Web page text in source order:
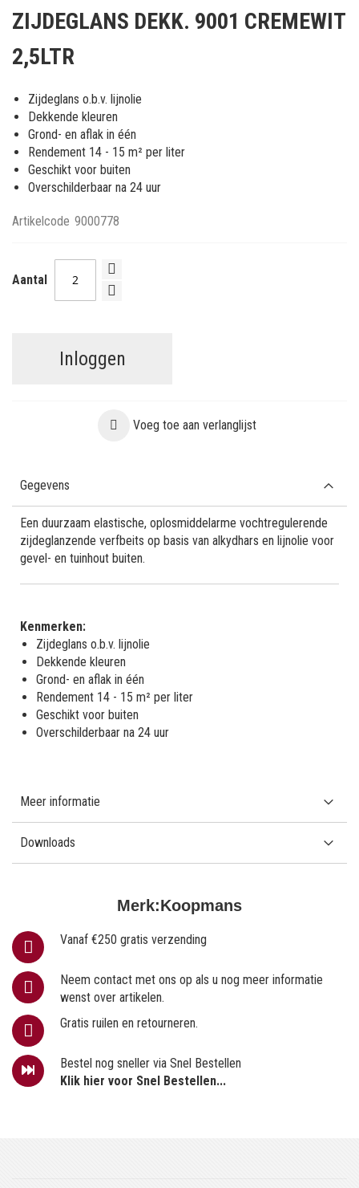
van
afbeeldingen-
ZIJDEGLANS DEKK. 9001 CREMEWIT
2,5LTR
Zijdeglans o.b.v. lijnolie
Dekkende kleuren
Grond- en aflak in één
Rendement 14 - 15 m² per liter
Geschikt voor buiten
Overschilderbaar na 24 uur
Artikelcode 9000778
Aantal
Inloggen
Voeg toe aan verlanglijst
Merk:Koopmans
Vanaf €250 gratis verzending
Neem contact met ons op als u nog meer informatie
wenst over artikelen.
Gratis ruilen en retourneren.
Bestel nog sneller via Snel Bestellen
Klik hier voor Snel Bestellen...
Gegevens
Een duurzaam elastische, oplosmiddelarme vochtregulerende
zijdeglanzende verfbeits op basis van alkydhars en lijnolie voor
gevel- en tuinhout buiten.
Kenmerken:
Zijdeglans o.b.v. lijnolie
Dekkende kleuren
Grond- en aflak in één
Rendement 14 - 15 m² per liter
Geschikt voor buiten
Overschilderbaar na 24 uur
Meer informatie
Downloads